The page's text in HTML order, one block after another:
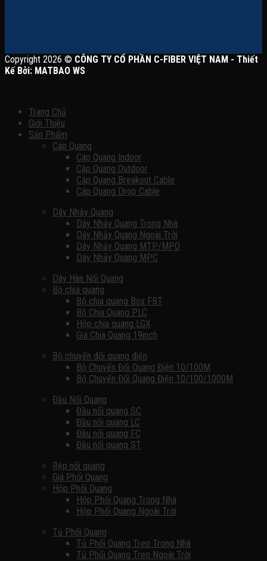
Copyright 2026 © CÔNG TY CỔ PHẦN C-FIBER VIỆT NAM - Thiết
Kế Bởi: MATBAO WS
Trang Chủ
Giới Thiệu
Sản Phẩm
Cáp Quang
Cáp Quang Indoor
Cáp Quang Outdoor
Cáp Quang Breakout Cable
Cáp Quang Drop Cable
Dây Nhảy Quang
Dây Nhảy Quang Trong Nhà
Dây Nhảy Quang Ngoài Trời
Dây Nhảy Quang MTP/MPO
Dây Nhảy Quang MPC
Dây Hàn Nối Quang
Bộ chia quang
Bộ chia quang Box FBT
Bộ Chia Quang PLC
Hộp chia quang LGX
Giá Chia Quang 19inch
Bộ chuyển đổi quang điện
Bộ Chuyển Đổi Quang Điện 10/100M
Bộ Chuyển Đổi Quang Điện 10/100/1000M
Đầu Nối Quang
Đầu nối quang SC
Đầu nối quang LC
Đầu nối quang FC
Đầu nối quang ST
Rệp nối quang
Giá Phối Quang
Hộp Phối Quang
Hộp Phối Quang Trong Nhà
Hộp Phối Quang Ngoài Trời
Tủ Phối Quang
Tủ Phối Quang Treo Trong Nhà
Tủ Phối Quang Treo Ngoài Trời